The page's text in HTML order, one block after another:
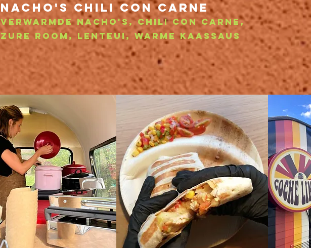
nacho's chili con carne
verwarmde nacho's, chili con carne,
zure room, Lenteui, warme kaassaus